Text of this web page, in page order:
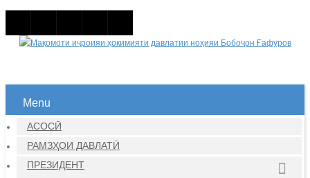
Menu
АСОСӢ
РАМЗҲОИ ДАВЛАТӢ
ПРЕЗИДЕНТ